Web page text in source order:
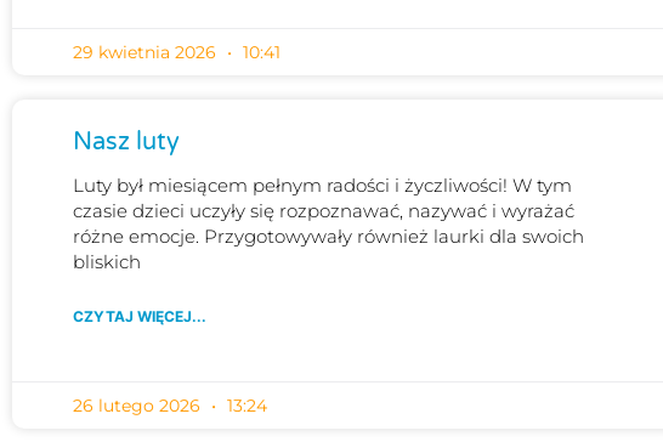
29 kwietnia 2026 10:41
Nasz luty
Luty był miesiącem pełnym radości i życzliwości! W tym
czasie dzieci uczyły się rozpoznawać, nazywać i wyrażać
różne emocje. Przygotowywały również laurki dla swoich
bliskich
CZYTAJ WIĘCEJ...
26 lutego 2026 13:24